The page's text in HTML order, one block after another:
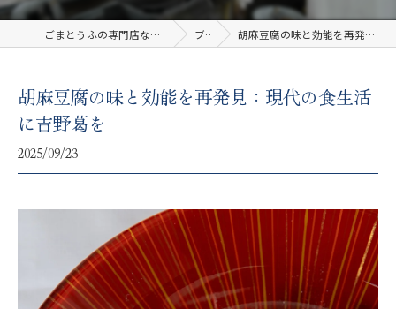
ごまとうふの専門店なら有限会社森下商店総本舗 ブログ 胡麻豆腐の味と効能を再発見：現代の食生活に吉野葛を
胡麻豆腐の味と効能を再発見：現代の食生活
に吉野葛を
2025/09/23